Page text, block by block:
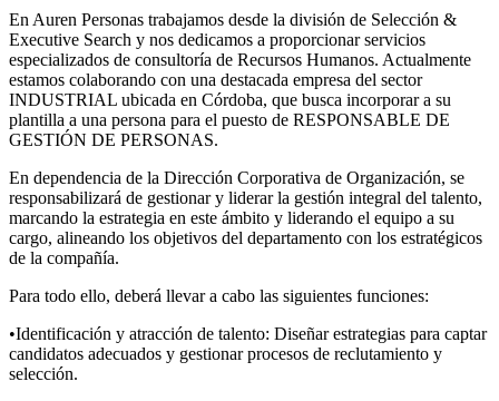
En Auren Personas trabajamos desde la división de Selección &
Executive Search y nos dedicamos a proporcionar servicios
especializados de consultoría de Recursos Humanos. Actualmente
estamos colaborando con una destacada empresa del sector
INDUSTRIAL ubicada en Córdoba, que busca incorporar a su
plantilla a una persona para el puesto de RESPONSABLE DE
GESTIÓN DE PERSONAS.
En dependencia de la Dirección Corporativa de Organización, se
responsabilizará de gestionar y liderar la gestión integral del talento,
marcando la estrategia en este ámbito y liderando el equipo a su
cargo, alineando los objetivos del departamento con los estratégicos
de la compañía.
Para todo ello, deberá llevar a cabo las siguientes funciones:
•Identificación y atracción de talento: Diseñar estrategias para captar
candidatos adecuados y gestionar procesos de reclutamiento y
selección.